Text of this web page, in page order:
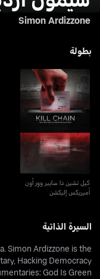
Simon Ardizzone
بطولة
كيل تشين ذا سايبر وور أون
أميريكس إليكشن
كيل تشين ذا سايبر وور أون
أميريكس إليكشن
السيرة الذاتية
Simon Ardizzone is the
Hacking Democracy
God Is Green